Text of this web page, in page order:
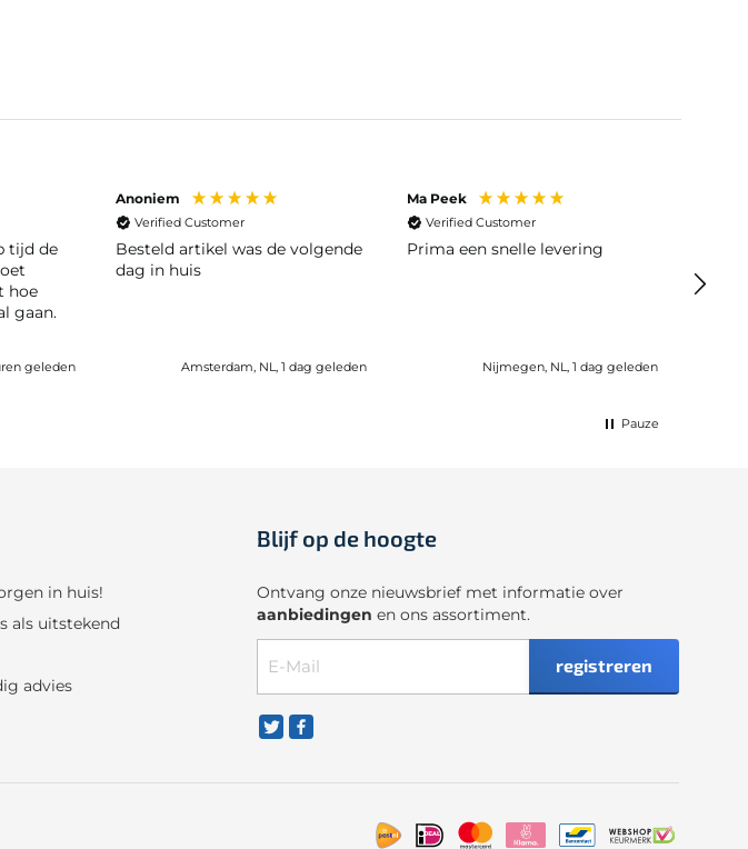
tijd de
hoe
gaan.
geleden
Anoniem
Verified Customer
Besteld artikel was de volgende
dag in huis
Amsterdam, NL, 1 dag geleden
Ma Peek
Verified Customer
Prima een snelle levering
Nijmegen, NL, 1 dag geleden
Pauze
in huis!
als uitstekend
advies
Blijf op de hoogte
Ontvang onze nieuwsbrief met informatie over
aanbiedingen en ons assortiment.
registreren